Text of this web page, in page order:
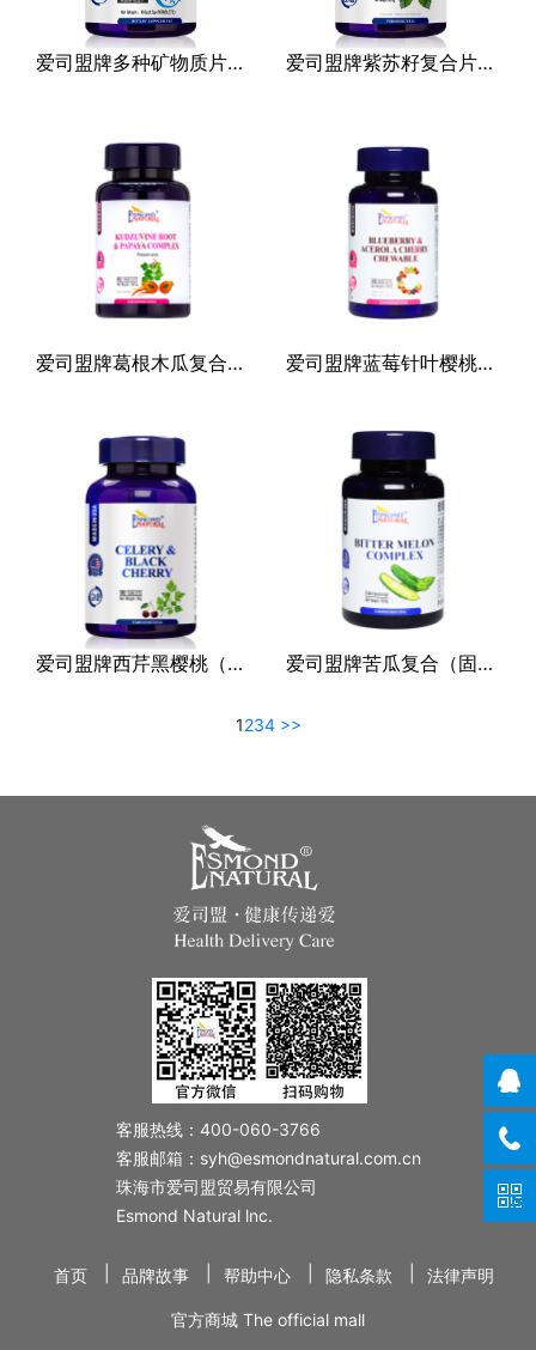
爱司盟牌多种矿物质片（蓝帽） 爱司盟牌紫苏籽复合片（压片糖果）
爱司盟牌葛根木瓜复合片（压片糖果） 爱司盟牌蓝莓针叶樱桃果咀嚼片（压片糖果）
爱司盟牌西芹黑樱桃（压片糖果） 爱司盟牌苦瓜复合（固体饮料）
1234 >>
客服热线：400-060-3766
客服邮箱：syh@esmondnatural.com.cn
珠海市爱司盟贸易有限公司
Esmond Natural lnc.
首页 品牌故事 帮助中心 隐私条款 法律声明
官方商城 The official mall